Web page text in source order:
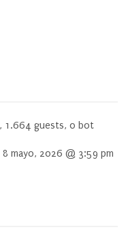
1.664 guests, 0 bot
8 mayo, 2026 @ 3:59 pm